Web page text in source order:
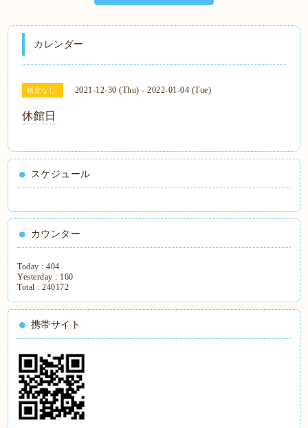
カレンダー
指定なし 2021-12-30 (Thu) - 2022-01-04 (Tue)
休館日
スケジュール
カウンター
Today :404
Yesterday : 160
Total :240172
携帯サイト